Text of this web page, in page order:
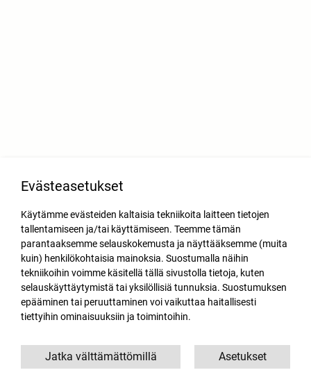
Evästeasetukset
Käytämme evästeiden kaltaisia tekniikoita laitteen tietojen
tallentamiseen ja/tai käyttämiseen. Teemme tämän
parantaaksemme selauskokemusta ja näyttääksemme (muita
kuin) henkilökohtaisia mainoksia. Suostumalla näihin
tekniikoihin voimme käsitellä tällä sivustolla tietoja, kuten
selauskäyttäytymistä tai yksilöllisiä tunnuksia. Suostumuksen
epääminen tai peruuttaminen voi vaikuttaa haitallisesti
tiettyihin ominaisuuksiin ja toimintoihin.
Asetukset
Jatka välttämättömillä